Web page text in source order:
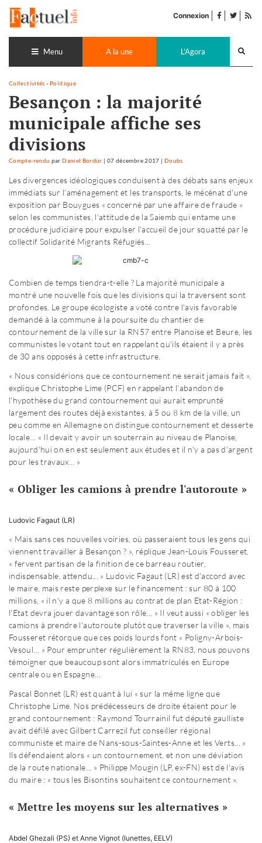
contenu
Connexion facebook
twitter
Menu A la une L'Agora
Collectivités - Politique
Besançon : la majorité
municipale affiche ses
divisions
Compte-rendu parDaniel Bordür | 07 décembre 2017 | Doubs
Les divergences idéologiques conduisent à des débats sans enjeux
immédiats sur l'aménagement et les transports, le mécénat d'une
exposition par Bouygues « concerné par une affaire de fraude »
selon les communistes, l'attitude de la Saiemb qui entame une
procédure judiciaire pour expulser l'accueil de jour squatté par le
collectif Solidarité Migrants Réfugiés...
Combien de temps tiendra-t-elle ? La majorité municipale a
montré une nouvelle fois que les divisions qui la traversent sont
profondes. Le groupe écologiste a voté contre l'avis favorable
demandé à la commune à la poursuite du chantier de
contournement de la ville sur la RN57 entre Planoise et Beure, les
communistes le votant tout en rappelant qu'ils étaient il y a près
de 30 ans opposés à cette infrastructure.
« Nous considérions que ce contournement ne serait jamais fait »,
explique Christophe Lime (PCF) en rappelant l'abandon de
l'hypothèse du grand contournement qui aurait emprunté
largement des routes déjà existantes, à 5 ou 8 km de la ville, un
peu comme en Allemagne on distingue contournement et desserte
locale... « Il devait y avoir un souterrain au niveau de Planoise,
aujourd'hui on en est seulement aux études et il n'y a pas d'argent
pour les travaux... »
« Obliger les camions à prendre l'autoroute »
Ludovic Fagaut (LR)
« Mais sans ces nouvelles voiries, où passeraient tous les gens qui
viennent travailler à Besançon ? », réplique Jean-Louis Fousseret,
« fervent partisan de la finition de ce barreau routier,
indispensable, attendu... » Ludovic Fagaut (LR) est d'accord avec
le maire, mais reste perplexe sur le financement : sur 80 à 100
millions, « il n'y a que 8 millions au contrat de plan Etat-Région :
l'Etat devra jouer davantage son rôle... » Il veut aussi « obliger les
camions à prendre l'autoroute plutôt que traverser la ville », mais
Fousseret rétorque que ces poids lourds font « Poligny-Arbois-
Vesoul... » Pour emprunter régulièrement la RN83, nous pouvons
témoigner que beaucoup sont alors immatriculés en Europe
centrale ou en Espagne...
Pascal Bonnet (LR) est quant à lui « sur la même ligne que
Christophe Lime. Nos prédécesseurs de droite étaient pour le
grand contournement : Raymond Tourrainil fut député gaulliste
avait défilé avec Gilbert Carrezil fut conseiller régional
communiste et maire de Nans-sous-Saintes-Anne et les Verts... »
Ils défendaient alors « un contournement, et non une déviation
de la route nationale... » Philippe Mougin (LP, ex-FN) est de l'avis
du maire : « tous les Bisontins souhaitent ce contournement ».
« Mettre les moyens sur les alternatives »
Abdel Ghezali (PS) et Anne Vignot (lunettes, EELV)